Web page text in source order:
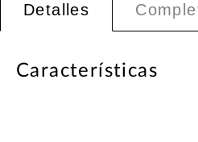
Detalles
Características